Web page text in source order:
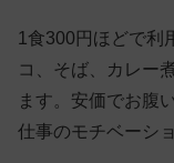
1食300円ほどで利
コ、そば、カレー
ます。安価でお腹
仕事のモチベーシ